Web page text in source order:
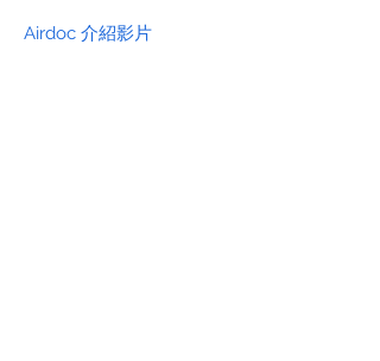
Airdoc 介紹影片